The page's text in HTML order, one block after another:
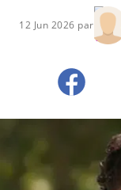
12 Jun 2026 par